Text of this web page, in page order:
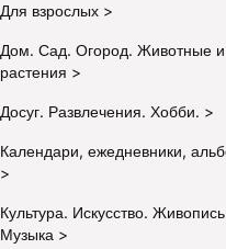
Для взрослых
Дом. Сад. Огород. Животные и
растения
Досуг. Развлечения. Хобби.
Календари, ежедневники,
Культура. Искусство.
Музыка